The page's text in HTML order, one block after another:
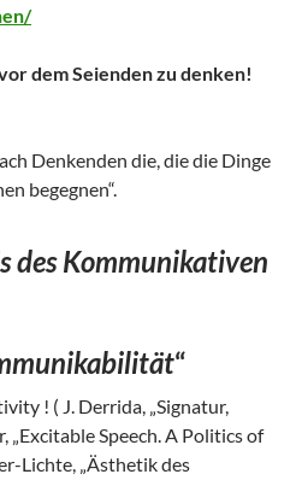
dem Seienden zu denken!
Denkenden die, die die Dinge
begegnen“.
des Kommunikativen
“
! ( J. Derrida, „Signatur,
„Excitable Speech. A Politics of
Lichte, „Ästhetik des